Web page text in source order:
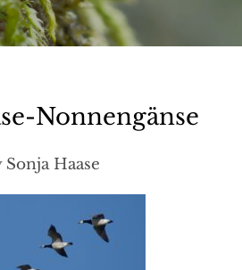
Nonnengänse
Sonja Haase